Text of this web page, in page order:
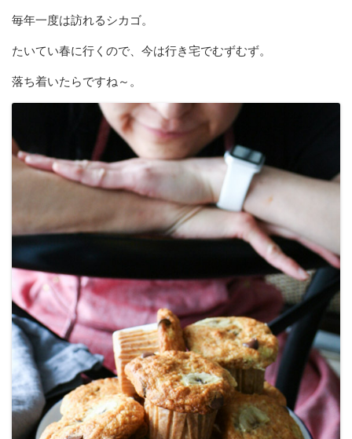
毎年一度は訪れるシカゴ。
たいてい春に行くので、今は行き宅でむずむず。
落ち着いたらですね～。